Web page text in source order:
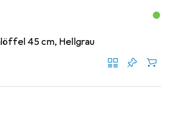
45 cm, Hellgrau